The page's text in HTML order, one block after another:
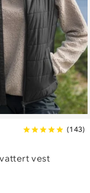
(143)
vest